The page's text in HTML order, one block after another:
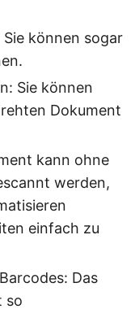
können sogar
Sie können
Dokument
kann ohne
werden,
einfach zu
Das
so